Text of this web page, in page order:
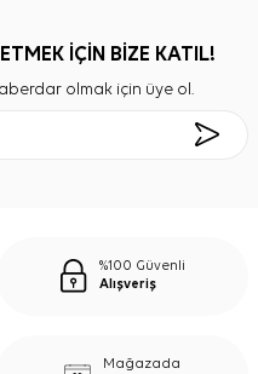
İÇİN BİZE KATIL!
olmak için üye ol.
%100 Güvenli
Alışveriş
Mağazada